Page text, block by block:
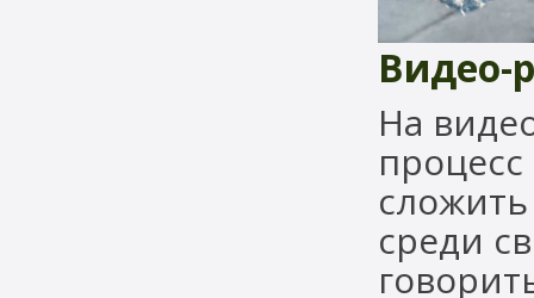
Видео-
На
среди